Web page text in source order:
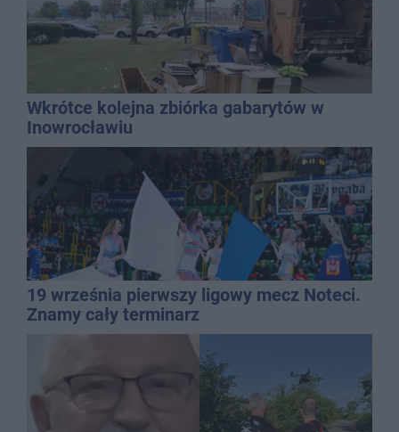
Wkrótce kolejna zbiórka gabarytów w
Inowrocławiu
19 września pierwszy ligowy mecz Noteci.
Znamy cały terminarz